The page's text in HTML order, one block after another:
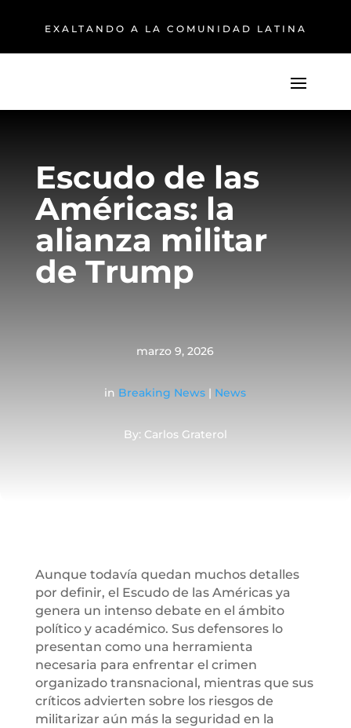
EXALTANDO A LA COMUNIDAD LATINA
Escudo de las
Américas: la
alianza militar
de Trump
marzo 9, 2026
in Breaking News | News
By: Carlos Graterol
Aunque todavía quedan muchos detalles
por definir, el Escudo de las Américas ya
genera un intenso debate en el ámbito
político y académico. Sus defensores lo
presentan como una herramienta
necesaria para enfrentar el crimen
organizado transnacional, mientras que sus
críticos advierten sobre los riesgos de
militarizar aún más la seguridad en la